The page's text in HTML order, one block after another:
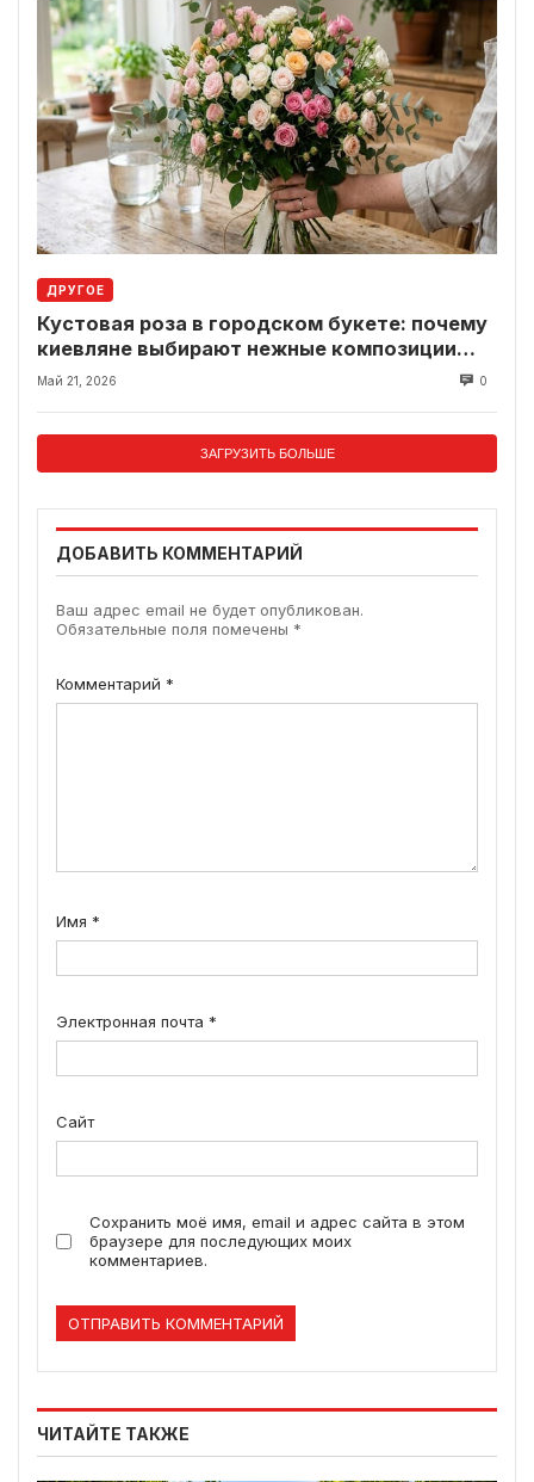
ДРУГОЕ
Кустовая роза в городском букете: почему
киевляне выбирают нежные композиции
вместо классики
Май 21, 2026 0
ЗАГРУЗИТЬ БОЛЬШЕ
ДОБАВИТЬ КОММЕНТАРИЙ
Ваш адрес email не будет опубликован.
Обязательные поля помечены *
Комментарий *
Имя *
Электронная почта *
Сайт
Сохранить моё имя, email и адрес сайта в этом
браузере для последующих моих
комментариев.
ЧИТАЙТЕ ТАКЖЕ